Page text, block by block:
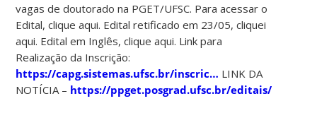
vagas de doutorado na PGET/UFSC. Para acessar o
Edital, clique aqui. Edital retificado em 23/05, cliquei
aqui. Edital em Inglês, clique aqui. Link para
Realização da Inscrição:
https://capg.sistemas.ufsc.br/inscric… LINK DA
NOTÍCIA – https://ppget.posgrad.ufsc.br/editais/